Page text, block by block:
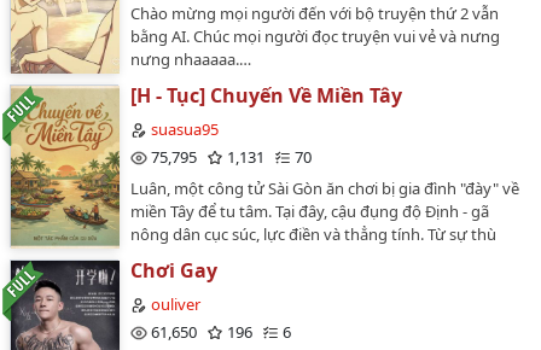
Chào mừng mọi người đến với bộ truyện thứ 2 vẫn
bằng AI. Chúc mọi người đọc truyện vui vẻ và nưng
nưng nhaaaaa.…
[H - Tục] Chuyến Về Miền Tây
suasua95
75,795
1,131
70
Luân, một công tử Sài Gòn ăn chơi bị gia đình "đày" về
miền Tây để tu tâm. Tại đây, cậu đụng độ Định - gã
nông dân cục súc, lực điền và thẳng tính. Từ sự thù
huống hài hước, oái oăm đã kéo họ lại gần nhau. Qua
những biến cố về gia đình, định kiến xã hội và sự hy
sinh của bạn bè, cả hai dần nhận ra tình cảm thực sự.
Chơi Gay
ouliver
61,650
196
6